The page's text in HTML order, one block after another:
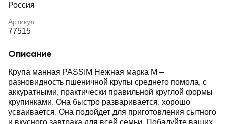
Россия
Артикул
77515
Описание
Крупа манная PASSIM Нежная марка М –
разновидность пшеничной крупы среднего помола, с
аккуратными, практически правильной круглой формы
крупинками. Она быстро разваривается, хорошо
усваивается. Она подойдет для приготовления сытного
и вкусного завтрака для всей семьи. Побалуйте ваших